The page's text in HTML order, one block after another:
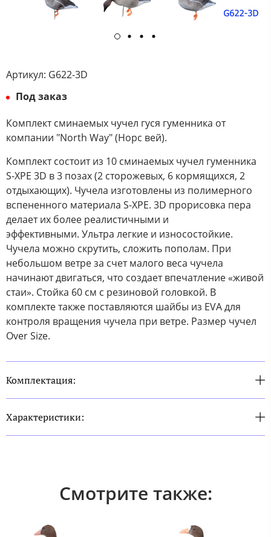
Артикул: G622-3D
Под заказ
Комплект сминаемых чучел гуся гуменника от
компании "North Way" (Норс вей).
Комплект состоит из 10 сминаемых чучел гуменника
S-ХРЕ 3D в 3 позах (2 сторожевых, 6 кормящихся, 2
отдыхающих). Чучела изготовлены из полимерного
вспененного материала S-XPE. 3D прорисовка пера
делает их более реалистичными и
эффективными. Ультра легкие и износостойкие.
Чучела можно скрутить, сложить пополам. При
небольшом ветре за счет малого веса чучела
начинают двигаться, что создает впечатление «живой
стаи». Стойка 60 см с резиновой головкой. В
комплекте также поставляются шайбы из EVA для
контроля вращения чучела при ветре. Размер чучел
Over Size.
Комплектация:
Характеристики:
Смотрите также: